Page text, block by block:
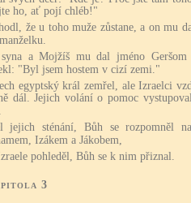
ho, ať pojí chléb!"
že u toho muže zůstane, a on mu
a Mojžíš mu dal jméno
"Byl jsem hostem v cizí zemi."
egyptský král zemřel, ale Izraelci
dál. Jejich volání o pomoc
jejich sténání, Bůh se rozpomněl
Izákem a Jákobem,
pohleděl, Bůh se k nim přiznal.
3